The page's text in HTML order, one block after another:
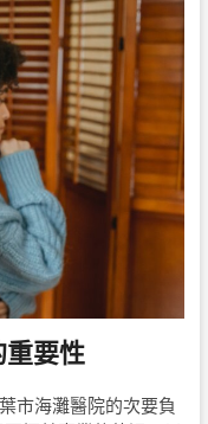
重要性
市海灘醫院的次要負